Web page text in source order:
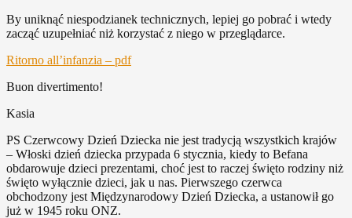
By uniknąć niespodzianek technicznych, lepiej go pobrać i wtedy
zacząć uzupełniać niż korzystać z niego w przeglądarce.
Ritorno all’infanzia – pdf
Buon divertimento!
Kasia
PS Czerwcowy Dzień Dziecka nie jest tradycją wszystkich krajów
– Włoski dzień dziecka przypada 6 stycznia, kiedy to Befana
obdarowuje dzieci prezentami, choć jest to raczej święto rodziny niż
święto wyłącznie dzieci, jak u nas. Pierwszego czerwca
obchodzony jest Międzynarodowy Dzień Dziecka, a ustanowił go
już w 1945 roku ONZ.